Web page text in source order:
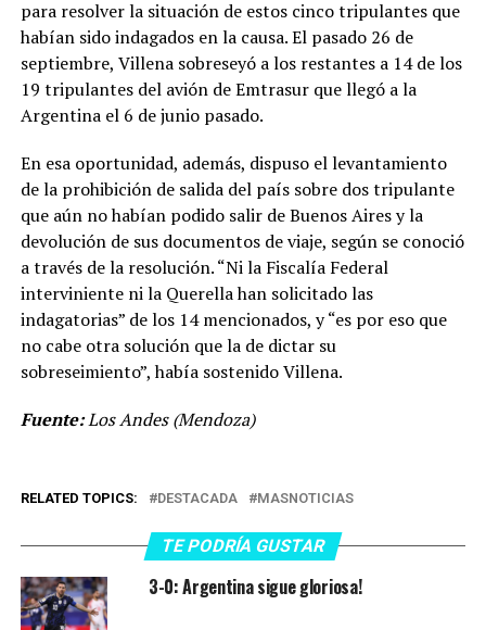
para resolver la situación de estos cinco tripulantes que
habían sido indagados en la causa. El pasado 26 de
septiembre, Villena sobreseyó a los restantes a 14 de los
19 tripulantes del avión de Emtrasur que llegó a la
Argentina el 6 de junio pasado.
En esa oportunidad, además, dispuso el levantamiento
de la prohibición de salida del país sobre dos tripulante
que aún no habían podido salir de Buenos Aires y la
devolución de sus documentos de viaje, según se conoció
a través de la resolución. “Ni la Fiscalía Federal
interviniente ni la Querella han solicitado las
indagatorias” de los 14 mencionados, y “es por eso que
no cabe otra solución que la de dictar su
sobreseimiento”, había sostenido Villena.
Fuente:Los Andes (Mendoza)
RELATED TOPICS: DESTACADA MASNOTICIAS
TE PODRÍA GUSTAR
3-0: Argentina sigue gloriosa!